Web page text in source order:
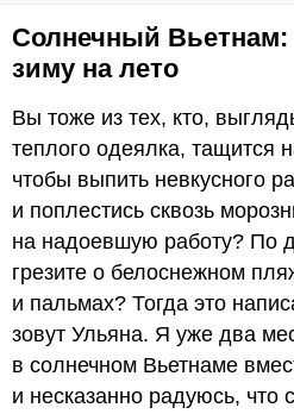
Солнечный Вьетнам:
зиму на лето
Вы тоже из тех, кто,
теплого одеялка, тащится
чтобы выпить невкусного
и поплестись сквозь
на надоевшую работу? По
грезите о белоснежном
и пальмах? Тогда это
зовут Ульяна. Я уже два
в солнечном Вьетнаме
и несказанно радуюсь, что